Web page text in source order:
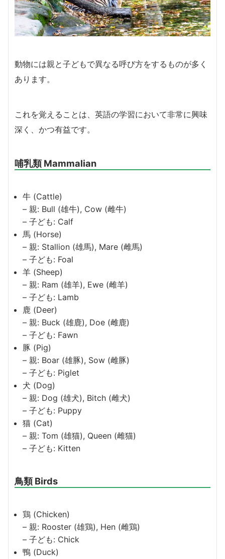
動物には親と子どもで異なる呼び方をするものが多く
あります。
これを覚えることは、英語の学習において非常に興味
深く、かつ有益です。
哺乳類 Mammalian
牛 (Cattle)
– 親: Bull (雄牛), Cow (雌牛)
– 子ども: Calf
馬 (Horse)
– 親: Stallion (雄馬), Mare (雌馬)
– 子ども: Foal
羊 (Sheep)
– 親: Ram (雄羊), Ewe (雌羊)
– 子ども: Lamb
鹿 (Deer)
– 親: Buck (雄鹿), Doe (雌鹿)
– 子ども: Fawn
豚 (Pig)
– 親: Boar (雄豚), Sow (雌豚)
– 子ども: Piglet
犬 (Dog)
– 親: Dog (雄犬), Bitch (雌犬)
– 子ども: Puppy
猫 (Cat)
– 親: Tom (雄猫), Queen (雌猫)
– 子ども: Kitten
鳥類 Birds
鶏 (Chicken)
– 親: Rooster (雄鶏), Hen (雌鶏)
– 子ども: Chick
鴨 (Duck)